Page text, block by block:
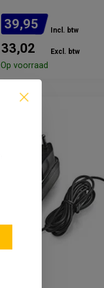
39,95 Incl. btw
33,02 Excl. btw
Op voorraad